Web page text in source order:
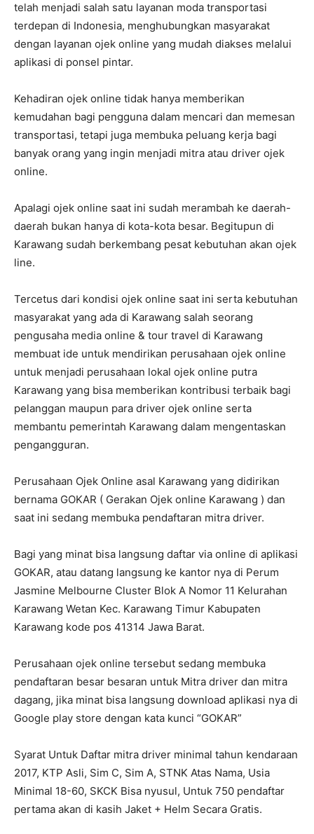
telah menjadi salah satu layanan moda transportasi
terdepan di Indonesia, menghubungkan masyarakat
dengan layanan ojek online yang mudah diakses melalui
aplikasi di ponsel pintar.
Kehadiran ojek online tidak hanya memberikan
kemudahan bagi pengguna dalam mencari dan memesan
transportasi, tetapi juga membuka peluang kerja bagi
banyak orang yang ingin menjadi mitra atau driver ojek
online.
Apalagi ojek online saat ini sudah merambah ke daerah-
daerah bukan hanya di kota-kota besar. Begitupun di
Karawang sudah berkembang pesat kebutuhan akan ojek
line.
Tercetus dari kondisi ojek online saat ini serta kebutuhan
masyarakat yang ada di Karawang salah seorang
pengusaha media online & tour travel di Karawang
membuat ide untuk mendirikan perusahaan ojek online
untuk menjadi perusahaan lokal ojek online putra
Karawang yang bisa memberikan kontribusi terbaik bagi
pelanggan maupun para driver ojek online serta
membantu pemerintah Karawang dalam mengentaskan
pengangguran.
Perusahaan Ojek Online asal Karawang yang didirikan
bernama GOKAR ( Gerakan Ojek online Karawang ) dan
saat ini sedang membuka pendaftaran mitra driver.
Bagi yang minat bisa langsung daftar via online di aplikasi
GOKAR, atau datang langsung ke kantor nya di Perum
Jasmine Melbourne Cluster Blok A Nomor 11 Kelurahan
Karawang Wetan Kec. Karawang Timur Kabupaten
Karawang kode pos 41314 Jawa Barat.
Perusahaan ojek online tersebut sedang membuka
pendaftaran besar besaran untuk Mitra driver dan mitra
dagang, jika minat bisa langsung download aplikasi nya di
Google play store dengan kata kunci “GOKAR”
Syarat Untuk Daftar mitra driver minimal tahun kendaraan
2017, KTP Asli, Sim C, Sim A, STNK Atas Nama, Usia
Minimal 18-60, SKCK Bisa nyusul, Untuk 750 pendaftar
pertama akan di kasih Jaket + Helm Secara Gratis.